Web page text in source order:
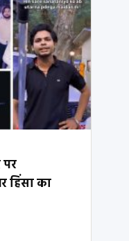
पर
हिंसा का